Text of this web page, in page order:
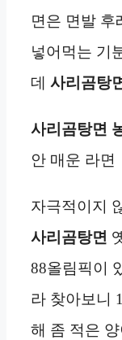
면은 면발
넣어먹는 기
데 사리곰탕
사리곰탕면
안 매운 라면
자극적이지
사리곰탕면
88올림픽이
라 찾아보니
해 좀 적은